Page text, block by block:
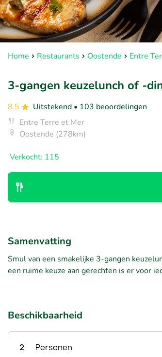
Home Restaurants Oostende Entre
3-gangen keuzelunch of -
8.5 Uitstekend • 103 beoordelingen
Entre Terre et Mer
Oostende (278km)
Verkocht: 115
Samenvatting
Smul van een smakelijke 3-gangen
een ruime keuze aan gerechten is er voor
Beschikbaarheid
2 Personen